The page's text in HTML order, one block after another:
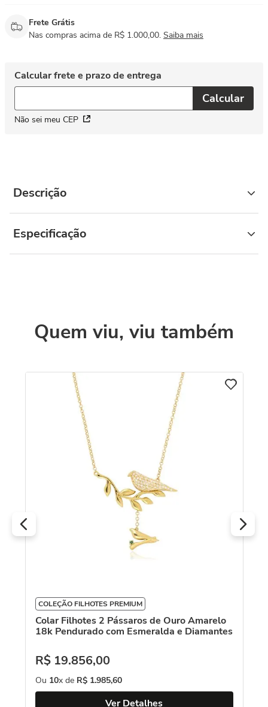
Frete Grátis
Nas compras acima de R$ 1.000,00. Saiba mais
Não sei meu CEP
Descrição
Especificação
Quem viu, viu também
COLEÇÃO FILHOTES PREMIUM
Colar Filhotes 2 Pássaros de Ouro Amarelo
18k Pendurado com Esmeralda e Diamantes
R$ 19.856,00
Ou 10x de R$ 1.985,60
Ver Detalhes